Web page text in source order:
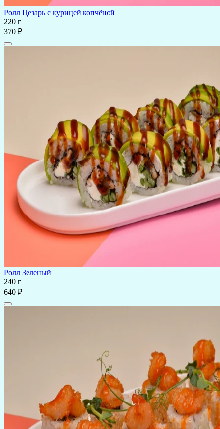
Ролл Цезарь с курицей копчёной
220 г
370 ₽
Ролл Зеленый
240 г
640 ₽